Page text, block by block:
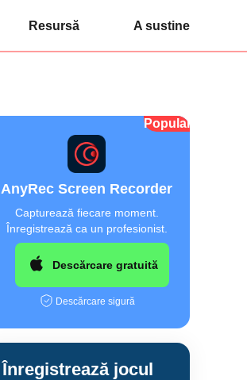
Resursă A sustine
Popular
AnyRec Screen Recorder
Capturează fiecare moment.
Înregistrează ca un profesionist.
Descărcare gratuită
Descărcare sigură
Înregistrează jocul